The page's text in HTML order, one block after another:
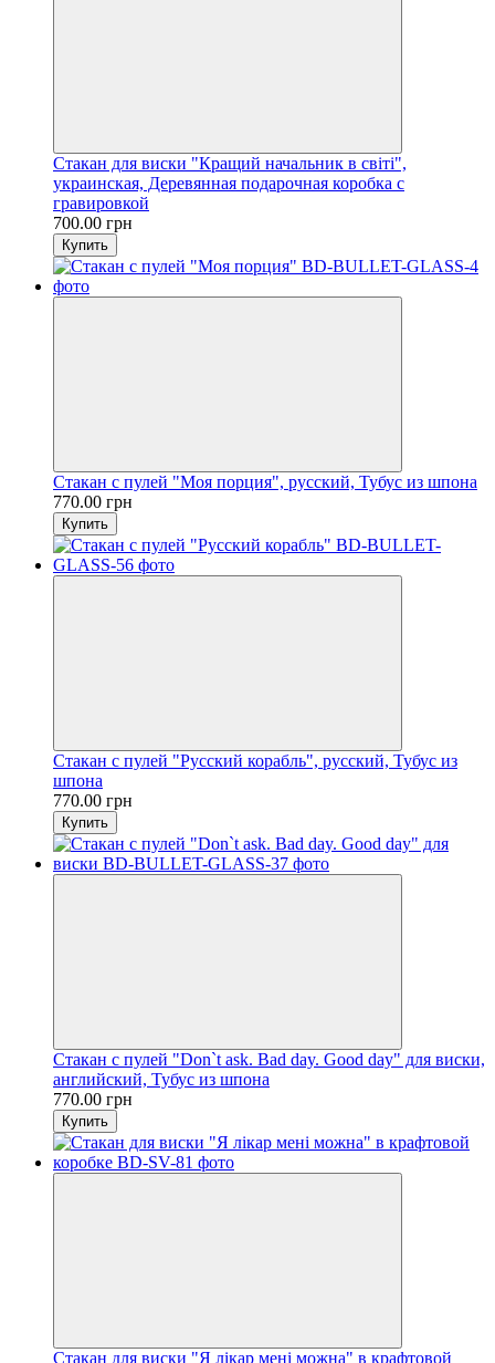
Стакан для виски "Кращий начальник в світі",
украинская, Деревянная подарочная коробка с
гравировкой
700.00 грн
Купить
Стакан с пулей "Моя порция", русский, Тубус из шпона
770.00 грн
Купить
Стакан с пулей "Русский корабль", русский, Тубус из
шпона
770.00 грн
Купить
Стакан с пулей "Don`t ask. Bad day. Good day" для виски,
английский, Тубус из шпона
770.00 грн
Купить
Стакан для виски "Я лікар мені можна" в крафтовой